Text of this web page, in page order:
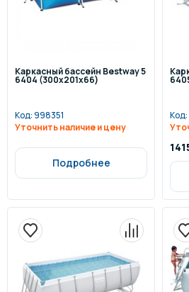
Каркасный бассейн Bestway 5
6404 (300х201х66)
Код:998351
Уточнить наличие и цену
Подробнее
Код: